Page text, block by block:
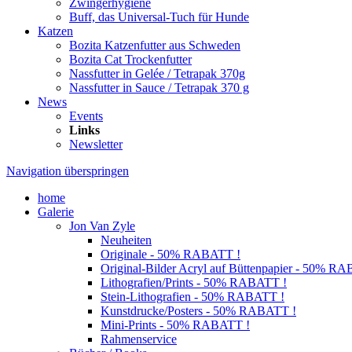
Buff, das Universal-Tuch für Hunde
Katzen
Bozita Katzenfutter aus Schweden
Bozita Cat Trockenfutter
Nassfutter in Gelée / Tetrapak 370g
Nassfutter in Sauce / Tetrapak 370 g
News
Events
Links
Newsletter
Navigation überspringen
home
Galerie
Jon Van Zyle
Neuheiten
Originale - 50% RABATT !
Original-Bilder Acryl auf Büttenpapier - 50%
Lithografien/Prints - 50% RABATT !
Stein-Lithografien - 50% RABATT !
Kunstdrucke/Posters - 50% RABATT !
Mini-Prints - 50% RABATT !
Rahmenservice